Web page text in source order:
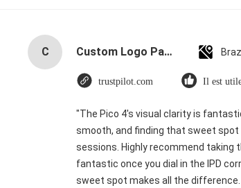
C Custom Logo Paper Cardboard Packing Folding White / Black / Rose Gold Luxury Magnetic Gift Box with Ribbon Closure
trustpilot.com Il est
"The Pico 4's visual clarity is
smooth, and finding that sweet spot
sessions. Highly recommend taking
fantastic once you dial in the IPD
sweet spot makes all the difference.